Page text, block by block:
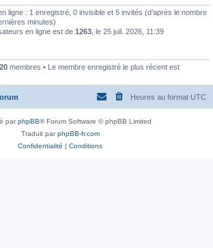
ligne : 1 enregistré, 0 invisible et 5 invités (d’après le nombre
minutes)
en ligne est de 1263 , le 25 juil. 2026, 11:39
20 membres • Le membre enregistré le plus récent est
Heures au format UTC
parphpBB® Forum Software © phpBB Limited
Traduit parphpBB-fr.com
Confidentialité | Conditions